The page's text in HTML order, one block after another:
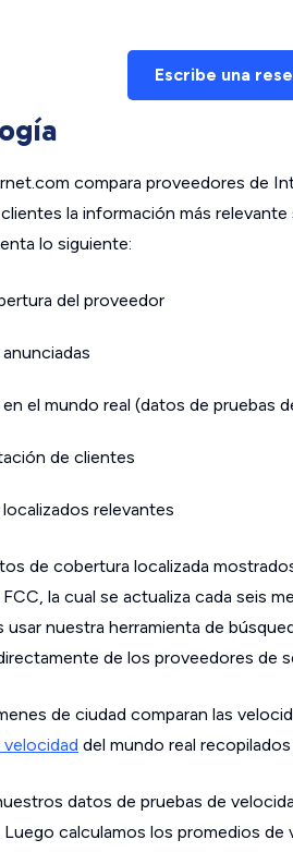
Escribe una
compara proveedores de
la información más
lo siguiente:
del proveedor
el mundo real (datos de pruebas
de clientes
relevantes
de cobertura localizada
la cual se actualiza cada seis
usar nuestra herramienta de
de los proveedores de
de ciudad comparan las
del mundo real
datos de pruebas de
calculamos los promedios